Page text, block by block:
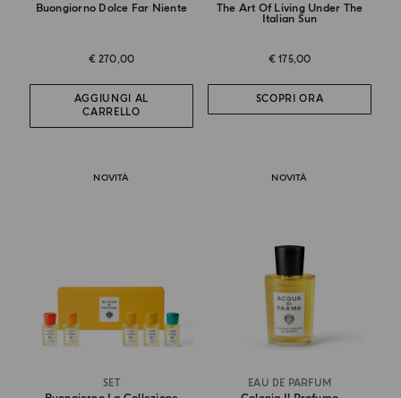
Buongiorno Dolce Far Niente
€ 270,00
AGGIUNGI AL
CARRELLO
The Art Of Living Under The
Italian Sun
€ 175,00
SCOPRI ORA
NOVITÀ
SET
NOVITÀ
EAU DE PARFUM